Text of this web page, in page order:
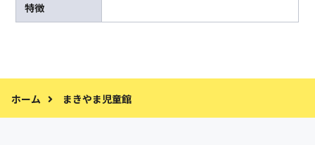
特徴
ホーム まきやま児童館